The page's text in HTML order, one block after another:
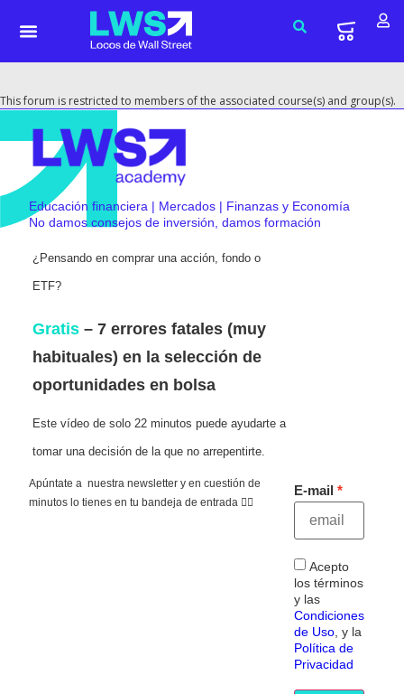
This forum is restricted to members of the associated course(s) and group(s).
Educación financiera | Mercados | Finanzas y Economía
No damos consejos de inversión, damos formación
¿Pensando en comprar una acción, fondo o
ETF?
Gratis – 7 errores fatales (muy
habituales) en la selección de
oportunidades en bolsa
Este vídeo de solo 22 minutos puede ayudarte a
tomar una decisión de la que no arrepentirte.
Apúntate a nuestra newsletter y en cuestión de
minutos lo tienes en tu bandeja de entrada 👇🏻
E-mail
Acepto
los términos
y las
Condiciones
de Uso, y la
Política de
Privacidad